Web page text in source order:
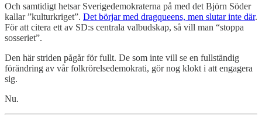
Och samtidigt hetsar Sverigedemokraterna på med det Björn Söder
kallar ”kulturkriget”. Det börjar med dragqueens, men slutar inte där.
För att citera ett av SD:s centrala valbudskap, så vill man “stoppa
sosseriet”.
Den här striden pågår för fullt. De som inte vill se en fullständig
förändring av vår folkrörelsedemokrati, gör nog klokt i att engagera
sig.
Nu.